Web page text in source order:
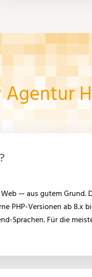
Agentur
— aus gutem Grund.
PHP-Versionen ab 8.x
Sprachen. Für die